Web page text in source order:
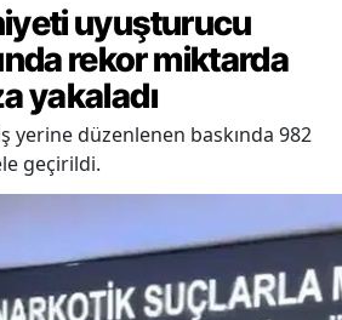
uyuşturucu
rekor miktarda
yakaladı
yerine düzenlenen baskında 982
geçirildi.